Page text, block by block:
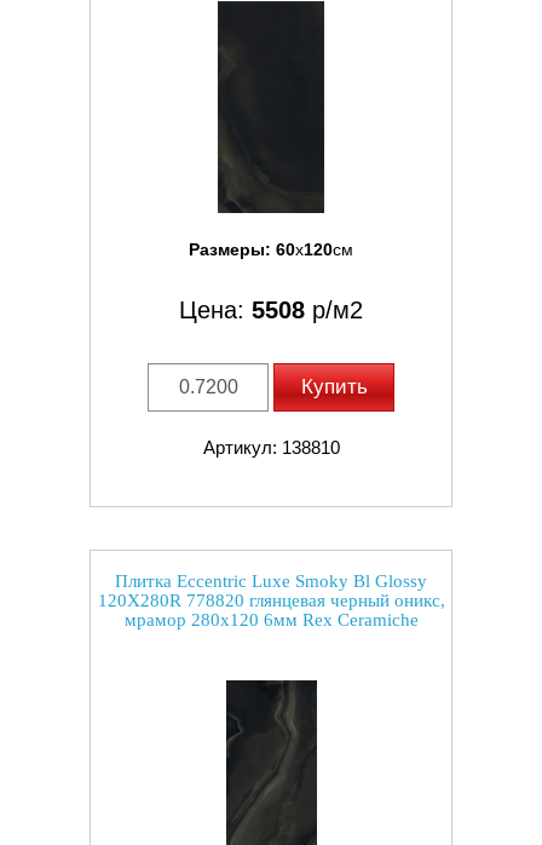
Размеры: 60x120см
Цена: 5508 р/м2
Купить
Артикул: 138810
Плитка Eccentric Luxe Smoky Bl Glossy
120X280R 778820 глянцевая черный оникс,
мрамор 280x120 6мм Rex Ceramiche